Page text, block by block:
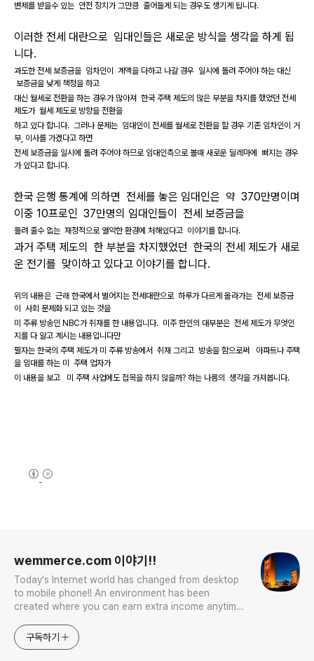
변제를 받을수 있는 안전 장치가 그만큼 줄어들게 되는 경우도 생기게 됩니다.
이러한 전세 대란으로 임대인들은 새로운 방식을 생각을 하게 됩
니다.
과도한 전세 보증금을 임차인이 계액을 다하고 나갈 경우 일시에 돌려 주어야 하는 대신
보증금을 낮게 책정을 하고
대신 월세로 전환을 하는 경우가 많아져 한국 주택 제도의 많은 부분을 차지를 했었던 전세
제도가 월세 제도로 방향을 전환을
하고 있다 합니다. 그러나 문제는 임대인이 전세를 월세로 전환을 할 경우 기존 임차인이 거
부, 이사를 가겠다고 하면
전세 보증금을 일시에 돌려 주어야 하므로 임대인측으로 볼때 새로운 딜레마에 빠지는 경우
가 있다고 합니다.
한국 은행 통계에 의하면 전세를 놓은 임대인은 약 370만명이며
이중 10프로인 37만명의 임대인들이 전세 보증금을
돌려 줄수 없는 재정적으로 열악한 환경에 처해있다고 이야기를 합니다.
과거 주택 제도의 한 부분을 차지했었던 한국의 전세 제도가 새로
운 전기를 맞이하고 있다고 이야기를 합니다.
위의 내용은 근래 한국에서 벌어지는 전세대란으로 하루가 다르게 올라가는 전세 보증금
이 사회 문제화 되고 있는 것을
미 주류 방송인 NBC가 취재를 한 내용입니다. 미주 한인의 대부분은 전세 제도가 무엇인
지를 다 알고 계시는 내용입니다만
필자는 한국의 주택 제도가 미 주류 방송에서 취재 그리고 방송을 함으로써 아파트나 주택
을 임대를 하는 미 주택 업자가
이 내용을 보고 미 주택 사업에도 접목을 하지 않을까? 하는 나름의 생각을 가져봅니다.
wemmerce.com 이야기!!
Today's Internet world has changed from desktop
to mobile phone!! An environment has been
created where you can earn extra income anytime,
competition. Now let’s turn our eyes to the world!
You can enter
구독하기